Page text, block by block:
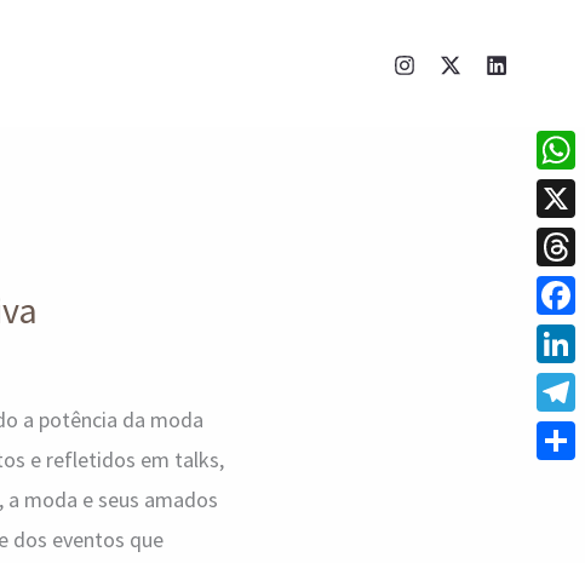
a potência da moda
e refletidos em talks,
moda e seus amados
dos eventos que
X